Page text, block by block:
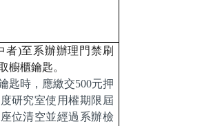
者)至系辦辦理門禁刷
櫥櫃鑰匙。
匙時，應繳交500元押
研究室使用權期限屆
位清空並經過系辦檢